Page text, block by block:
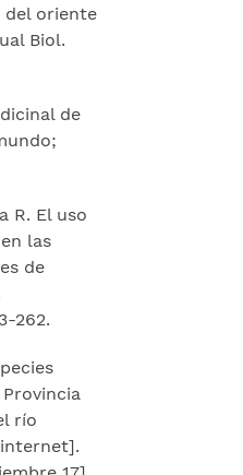
del oriente
Biol.
de
R. El uso
las
de
262.
río